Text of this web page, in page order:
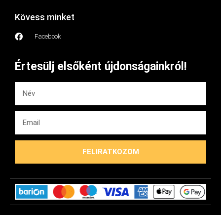
Kövess minket
Facebook
Értesülj elsőként újdonságainkról!
FELIRATKOZOM